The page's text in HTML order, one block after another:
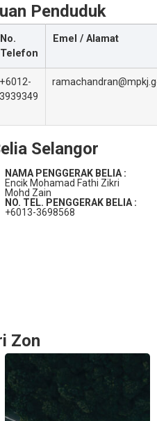
Penduduk
No.
Telefon
Emel / Alamat
+6012-
3939349
Selangor
NAMA PENGGERAK BELIA :
Encik Mohamad Fathi Zikri
Mohd Zain
NO. TEL. PENGGERAK BELIA :
+6013-3698568
Zon